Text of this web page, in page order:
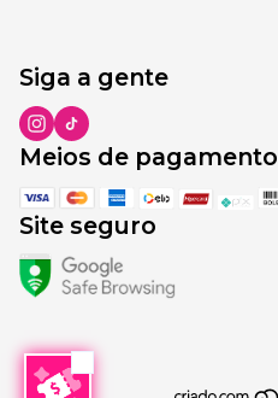
Siga a gente
Meios de pagamento
Site seguro